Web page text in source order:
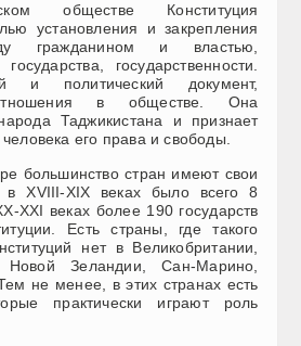
обществе Конституция
установления и закрепления
гражданином и властью,
государственности.
и политический документ,
в обществе. Она
Таджикистана и признает
его права и свободы.
большинство стран имеют свои
в XVIII-XIX веках было всего 8
XXI веках более 190 государств
Есть страны, где такого
нет в Великобритании,
Зеландии, Сан-Марино,
не менее, в этих странах есть
практически играют роль